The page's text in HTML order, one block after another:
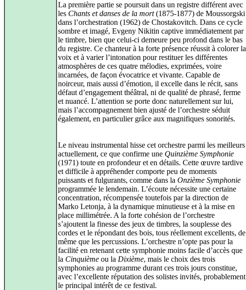
La première partie se poursuit dans un registre différent avec
les Chants et danses de la mort(1875-1877) de Moussorgski
dans l’orchestration (1962) de Chostakovitch. Dans ce cycle
sombre et imagé, Evgeny Nikitin captive immédiatement par
le timbre, bien que celui-ci demeure peu profond dans le bas
du registre. Ce chanteur à la forte présence réussit à colorer la
voix et à varier l’intonation pour restituer les différentes
atmosphères de ces quatre mélodies, exprimées, voire
incarnées, de façon évocatrice et vivante. Capable de
noirceur, mais aussi d’émotion, il excelle dans le récit, sans
défaut d’engagement théâtral, ni de qualité de phrasé, ferme
et nuancé. L’attention se porte donc naturellement sur lui,
mais l’accompagnement bien ajusté de l’orchestre séduit
également, en particulier grâce aux magnifiques sonorités.
Le niveau instrumental hisse cet orchestre parmi les meilleurs
actuellement, ce que confirme une Quinzième Symphonie
(1971) toute en profondeur et en détails. Cette œuvre tardive
et difficile à appréhender comporte peu de moments
puissants et fulgurants, comme dans la Onzième Symphonie
programmée le lendemain. L’écoute nécessite une certaine
concentration, récompensée toutefois par la direction de
Marko Letonja, à la dynamique minutieuse et à la mise en
place millimétrée. A la forte cohésion de l’orchestre
s’ajoutent la finesse des jeux de timbres, la souplesse des
cordes et le répondant des bois, tous réellement excellents, de
même que les percussions. L’orchestre n’opte pas pour la
facilité en retenant cette symphonie moins facile d’accès que
la Cinquième ou la Dixième, mais le choix des trois
symphonies au programme durant ces trois jours constitue,
avec l’excellente réputation des solistes invités, probablement
le principal intérêt de ce festival.